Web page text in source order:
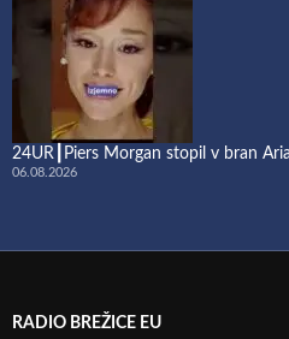
24UR┃Piers Morgan stopil v bran
06.08.2026
RADIO BREŽICE EU